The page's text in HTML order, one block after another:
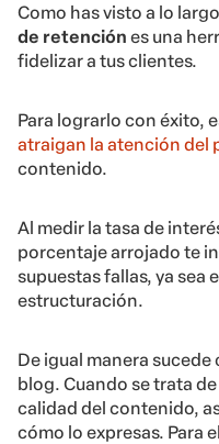
Como has visto a lo
de retención es una
fidelizar a tus clientes.
Para lograrlo con éxito,
atraigan la atención del
contenido.
Al medir la tasa de
porcentaje arrojado te
supuestas fallas, ya sea
estructuración.
De igual manera
blog. Cuando se trata
calidad del contenido,
cómo lo expresas. Para